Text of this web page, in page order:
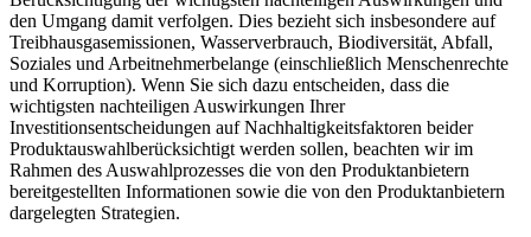
den Umgang damit verfolgen. Dies bezieht sich insbesondere auf
Treibhausgasemissionen, Wasserverbrauch, Biodiversität, Abfall,
Soziales und Arbeitnehmerbelange (einschließlich Menschenrechte
und Korruption). Wenn Sie sich dazu entscheiden, dass die
wichtigsten nachteiligen Auswirkungen Ihrer
Investitionsentscheidungen auf Nachhaltigkeitsfaktoren beider
Produktauswahlberücksichtigt werden sollen, beachten wir im
Rahmen des Auswahlprozesses die von den Produktanbietern
bereitgestellten Informationen sowie die von den Produktanbietern
dargelegten Strategien.